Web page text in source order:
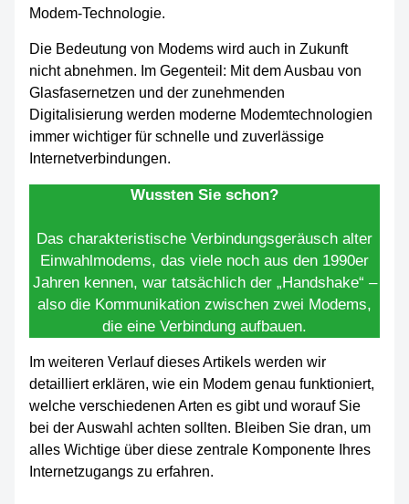
Modem-Technologie.
Die Bedeutung von Modems wird auch in Zukunft
nicht abnehmen. Im Gegenteil: Mit dem Ausbau von
Glasfasernetzen und der zunehmenden
Digitalisierung werden moderne Modemtechnologien
immer wichtiger für schnelle und zuverlässige
Internetverbindungen.
Wussten Sie schon?
Das charakteristische Verbindungsgeräusch alter
Einwahlmodems, das viele noch aus den 1990er
Jahren kennen, war tatsächlich der „Handshake“ –
also die Kommunikation zwischen zwei Modems,
die eine Verbindung aufbauen.
Im weiteren Verlauf dieses Artikels werden wir
detailliert erklären, wie ein Modem genau funktioniert,
welche verschiedenen Arten es gibt und worauf Sie
bei der Auswahl achten sollten. Bleiben Sie dran, um
alles Wichtige über diese zentrale Komponente Ihres
Internetzugangs zu erfahren.